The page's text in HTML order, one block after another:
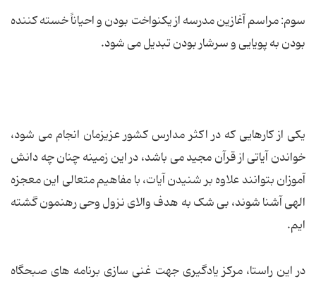
سوم: مراسم آغازین مدرسه از یکنواخت بودن و احیاناً خسته کننده
بودن به پویایی و سرشار بودن تبدیل می شود.
یکی از کارهایی که در اکثر مدارس کشور عزیزمان انجام می شود،
خواندن آیاتی از قرآن مجید می باشد، در این زمینه چنان چه دانش
آموزان بتوانند علاوه بر شنیدن آیات، با مفاهیم متعالی این معجزه
الهی آشنا شوند، بی شک به هدف والای نزول وحی رهنمون گشته
ایم.
در این راستا، مرکز یادگیری جهت غنی سازی برنامه های صبحگاه